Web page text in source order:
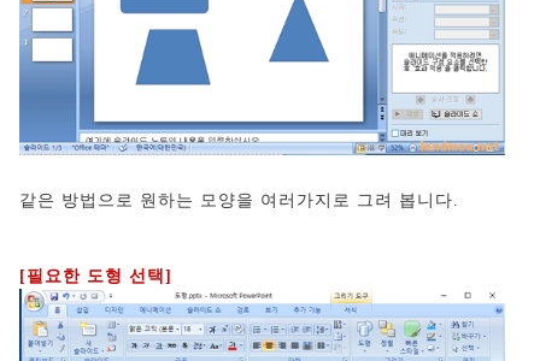
같은 방법으로 원하는 모양을 여러가지로 그려 봅니다.
[필요한 도형 선택]